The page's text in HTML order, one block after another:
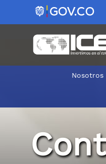
Nosotros